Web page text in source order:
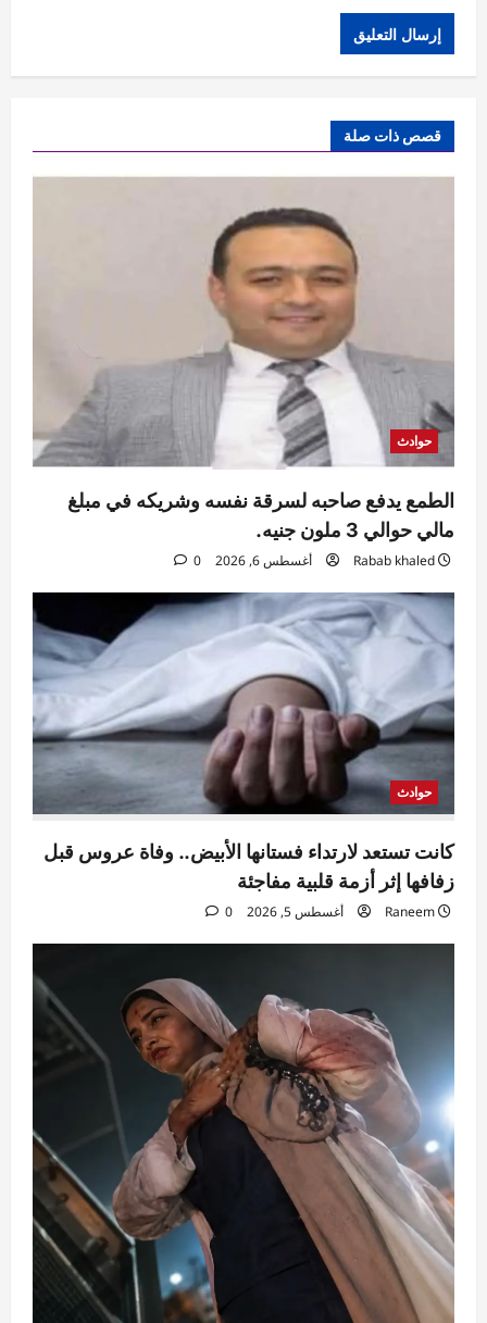
قصص ذات صلة
حوادث
الطمع يدفع صاحبه لسرقة نفسه وشريكه في مبلغ
مالي حوالي 3 ملون جنيه.
Rabab khaled أغسطس 6, 2026 0
حوادث
كانت تستعد لارتداء فستانها الأبيض.. وفاة عروس قبل
زفافها إثر أزمة قلبية مفاجئة
Raneem أغسطس 5, 2026 0